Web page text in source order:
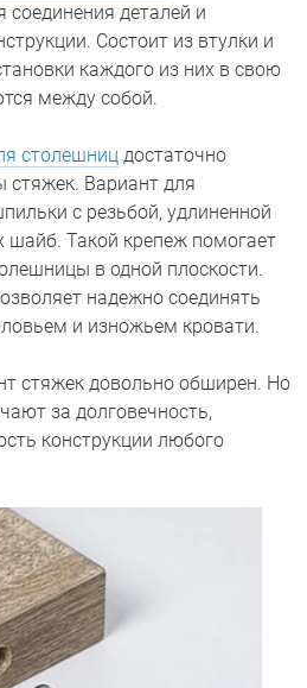
деталей и
Состоит из втулки и
каждого из них в свою
между собой.
столешниц достаточно
стяжек. Вариант для
с резьбой, удлиненной
шайб. Такой крепеж помогает
в одной плоскости.
надежно соединять
и изножьем кровати.
стяжек довольно обширен. Но
за долговечность,
конструкции любого